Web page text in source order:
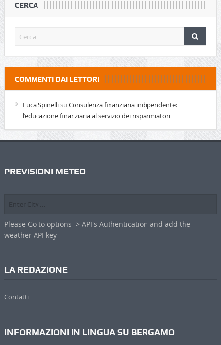
CERCA
COMMENTI DAI LETTORI
Luca Spinellisu Consulenza finanziaria indipendente:
l’educazione finanziaria al servizio dei risparmiatori
PREVISIONI METEO
Please Go to options -> API's Authentication and add the
weather API key
LA REDAZIONE
Contatti
INFORMAZIONI IN LINGUA SU BERGAMO